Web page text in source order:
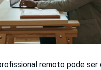
remoto pode ser